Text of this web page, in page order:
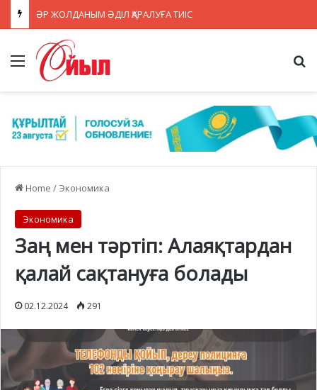
ӘР ЖОЛДАНЫМ ӘДІЛ ҚАРАЛУҒА ТИІС
Menu
Home / Экономика
Экономика
Заң мен тәртіп: Алаяқтардан
қалай сақтануға болады
02.12.2024 291